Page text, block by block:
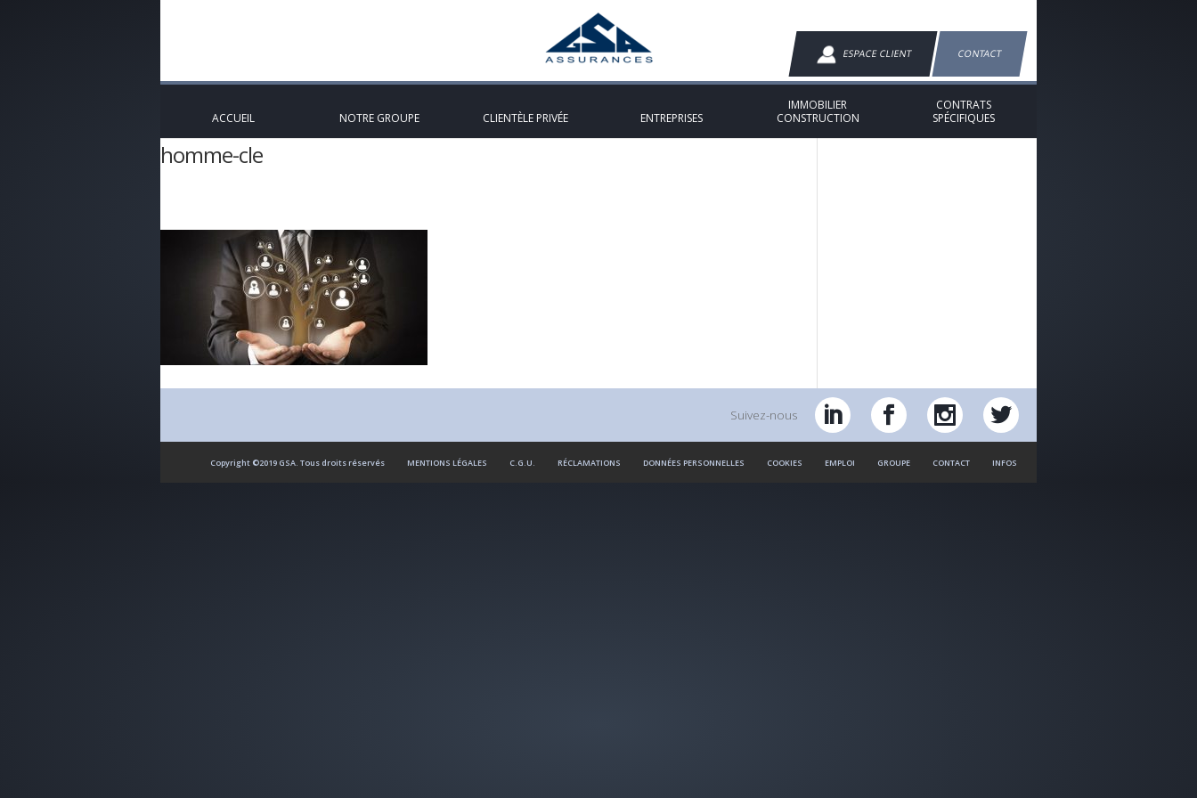
ESPACE CLIENT CONTACT
ACCUEIL NOTRE GROUPE CLIENTÈLE PRIVÉE ENTREPRISES
IMMOBILIER
CONSTRUCTION
CONTRATS
SPÉCIFIQUES
homme-cle
Suivez-nous
Copyright ©2019 GSA. Tous droits réservés MENTIONS LÉGALES C.G.U. RÉCLAMATIONS DONNÉES PERSONNELLES COOKIES EMPLOI GROUPE CONTACT INFOS